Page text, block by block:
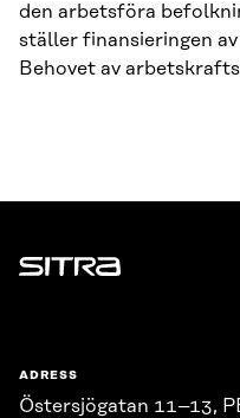
den arbetsföra
ställer finansieringen
Behovet av
Sitra
ADRESS
Östersjögatan 11–13,